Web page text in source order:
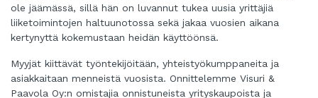
ole jäämässä, sillä hän on luvannut tukea uusia yrittäjiä
liiketoimintojen haltuunotossa sekä jakaa vuosien aikana
kertynyttä kokemustaan heidän käyttöönsä.
Myyjät kiittävät työntekijöitään, yhteistyökumppaneita ja
asiakkaitaan menneistä vuosista. Onnittelemme Visuri &
Paavola Oy:n omistajia onnistuneista yrityskaupoista ja